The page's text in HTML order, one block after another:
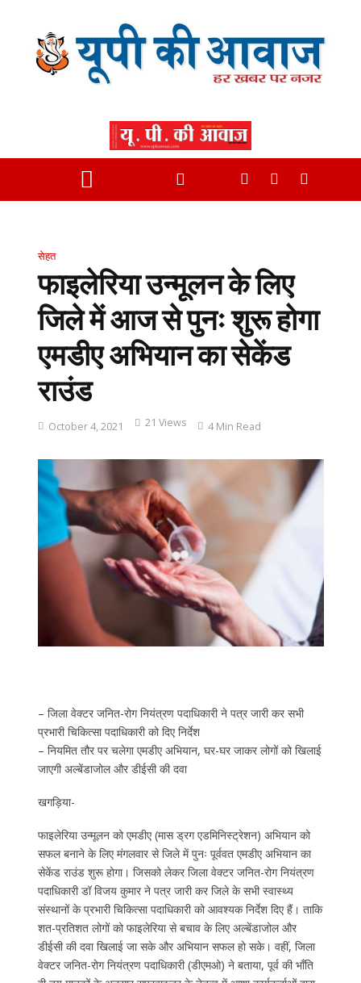
सेहत
फाइलेरिया उन्मूलन के लिए
जिले में आज से पुनः शुरू होगा
एमडीए अभियान का सेकेंड
राउंड
October 4, 2021 21 Views 4 Min Read
– जिला वेक्टर जनित-रोग नियंत्रण पदाधिकारी ने पत्र जारी कर सभी
प्रभारी चिकित्सा पदाधिकारी को दिए निर्देश
– नियमित तौर पर चलेगा एमडीए अभियान, घर-घर जाकर लोगों को खिलाई
जाएगी अल्बेंडाजोल और डीईसी की दवा
खगड़िया-
फाइलेरिया उन्मूलन को एमडीए (मास ड्रग एडमिनिस्ट्रेशन) अभियान को
सफल बनाने के लिए मंगलवार से जिले में पुनः पूर्ववत एमडीए अभियान का
सेकेंड राउंड शुरू होगा। जिसको लेकर जिला वेक्टर जनित-रोग नियंत्रण
पदाधिकारी डॉ विजय कुमार ने पत्र जारी कर जिले के सभी स्वास्थ्य
संस्थानों के प्रभारी चिकित्सा पदाधिकारी को आवश्यक निर्देश दिए हैं। ताकि
शत-प्रतिशत लोगों को फाइलेरिया से बचाव के लिए अल्बेंडाजोल और
डीईसी की दवा खिलाई जा सके और अभियान सफल हो सके। वहीं, जिला
वेक्टर जनित-रोग नियंत्रण पदाधिकारी (डीएमओ) ने बताया, पूर्व की भाँति